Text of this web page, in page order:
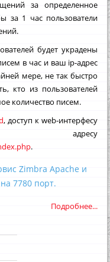
за определенное
за 1 час пользователи
будет украдены
в час и ваш ip-адрес
мере, не так быстро
кто из пользователей
количество писем.
, доступ к web-интерфесу
адресу
.
Zimbra Apache и
7780 порт.
Подробнее...